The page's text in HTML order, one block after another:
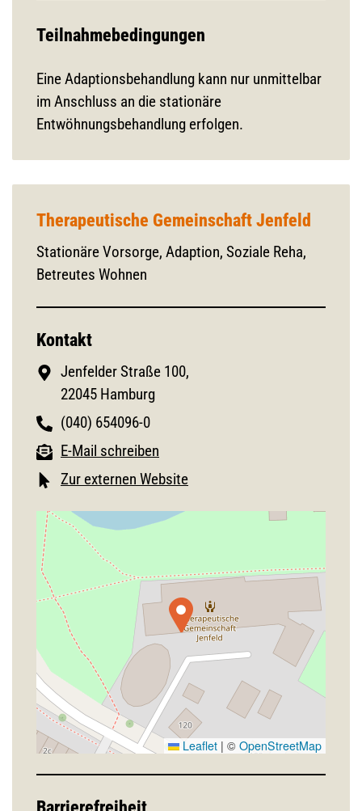
Teilnahmebedingungen
Eine Adaptionsbehandlung kann nur unmittelbar
im Anschluss an die stationäre
Entwöhnungsbehandlung erfolgen.
Therapeutische Gemeinschaft Jenfeld
Stationäre Vorsorge, Adaption, Soziale Reha,
Betreutes Wohnen
Kontakt
Jenfelder Straße 100,
22045 Hamburg
(040) 654096-0
E-Mail schreiben
Zur externen Website
Leaflet | © OpenStreetMap